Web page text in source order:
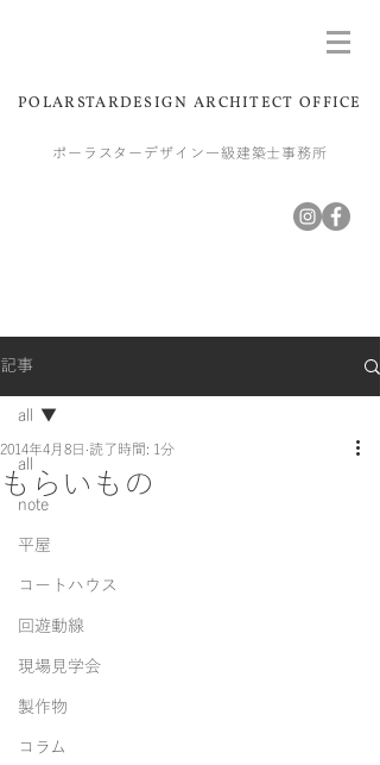
POLARSTARDESIGN ARCHITECT OFFICE
ポーラスターデザイン一級建築士事務所
記事
all
note
平屋
コートハウス
回遊動線
現場見学会
製作物
コラム
all
もらいもの
2014年4月8日 読了時間: 1分